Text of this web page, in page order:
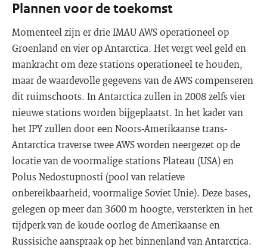
Plannen voor de toekomst
Momenteel zijn er drie IMAU AWS operationeel op
Groenland en vier op Antarctica. Het vergt veel geld en
mankracht om deze stations operationeel te houden,
maar de waardevolle gegevens van de AWS compenseren
dit ruimschoots. In Antarctica zullen in 2008 zelfs vier
nieuwe stations worden bijgeplaatst. In het kader van
het IPY zullen door een Noors-Amerikaanse trans-
Antarctica traverse twee AWS worden neergezet op de
locatie van de voormalige stations Plateau (USA) en
Polus Nedostupnosti (pool van relatieve
onbereikbaarheid, voormalige Soviet Unie). Deze bases,
gelegen op meer dan 3600 m hoogte, versterkten in het
tijdperk van de koude oorlog de Amerikaanse en
Russisiche aanspraak op het binnenland van Antarctica.